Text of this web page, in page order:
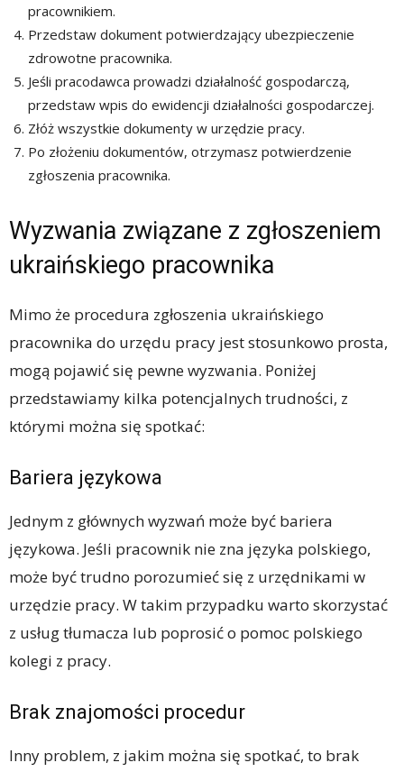
pracownikiem.
Przedstaw dokument potwierdzający ubezpieczenie
zdrowotne pracownika.
Jeśli pracodawca prowadzi działalność gospodarczą,
przedstaw wpis do ewidencji działalności gospodarczej.
Złóż wszystkie dokumenty w urzędzie pracy.
Po złożeniu dokumentów, otrzymasz potwierdzenie
zgłoszenia pracownika.
Wyzwania związane z zgłoszeniem
ukraińskiego pracownika
Mimo że procedura zgłoszenia ukraińskiego
pracownika do urzędu pracy jest stosunkowo prosta,
mogą pojawić się pewne wyzwania. Poniżej
przedstawiamy kilka potencjalnych trudności, z
którymi można się spotkać:
Bariera językowa
Jednym z głównych wyzwań może być bariera
językowa. Jeśli pracownik nie zna języka polskiego,
może być trudno porozumieć się z urzędnikami w
urzędzie pracy. W takim przypadku warto skorzystać
z usług tłumacza lub poprosić o pomoc polskiego
kolegi z pracy.
Brak znajomości procedur
Inny problem, z jakim można się spotkać, to brak